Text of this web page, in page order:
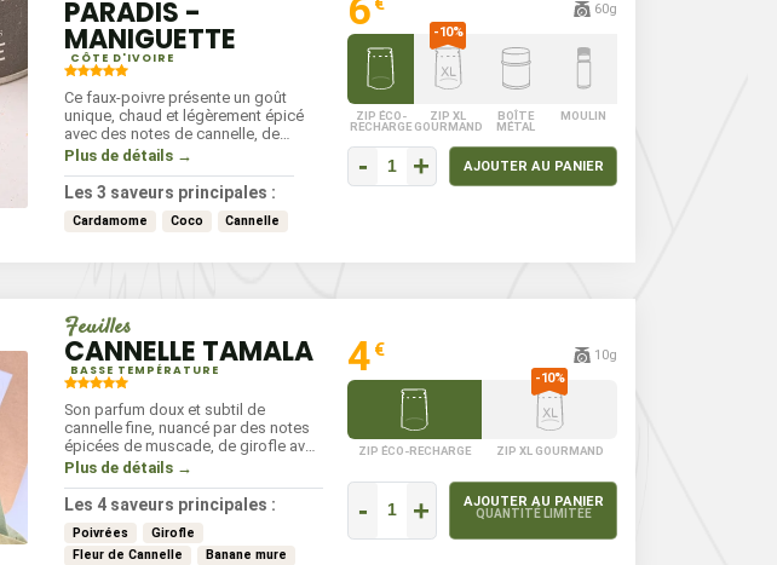
PARADIS -
MANIGUETTE
CÔTE D'IVOIRE
Ce faux-poivre présente un goût
unique, chaud et légèrement épicé
avec des notes de cannelle, de
gingembre et de cardamome. Il
vos plats, sans avoir la force du
poivre noir. Idéal pour rehausser les
marinades, les viandes blanches, ou
avec parcimonie pour un résultat
Plus de détails →
Les 3 saveurs principales :
Cardamome Coco Cannelle
60g
ZIP ÉCO-
RECHARGE
ZIP XL
GOURMAND
BOÎTE
MÉTAL
MOULIN
- + AJOUTER AU PANIER
Feuilles
CANNELLE TAMALA
BASSE TEMPÉRATURE
Son parfum doux et subtil de
cannelle fine, nuancé par des notes
épicées de muscade, de girofle avec
une surprenante finale poivrée aux
éclipsée par son écorce, elle est
moins sucrée que le bâton, elle
déploie une complexité aromatique
fascinante qui rappelle les sous-
Plus de détails →
Les 4 saveurs principales :
Poivrées
Girofle
Fleur de Cannelle
Banane mure
4 € 10g
ZIP ÉCO-RECHARGE ZIP XL GOURMAND
- + AJOUTER AU PANIER
QUANTITÉ LIMITÉE